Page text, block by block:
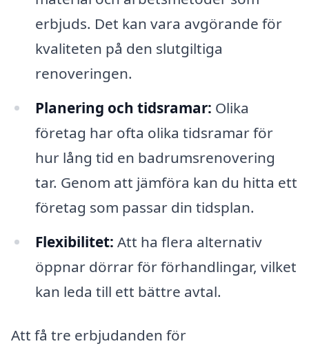
erbjuds. Det kan vara avgörande för
kvaliteten på den slutgiltiga
renoveringen.
Planering och tidsramar: Olika
företag har ofta olika tidsramar för
hur lång tid en badrumsrenovering
tar. Genom att jämföra kan du hitta ett
företag som passar din tidsplan.
Flexibilitet: Att ha flera alternativ
öppnar dörrar för förhandlingar, vilket
kan leda till ett bättre avtal.
Att få tre erbjudanden för